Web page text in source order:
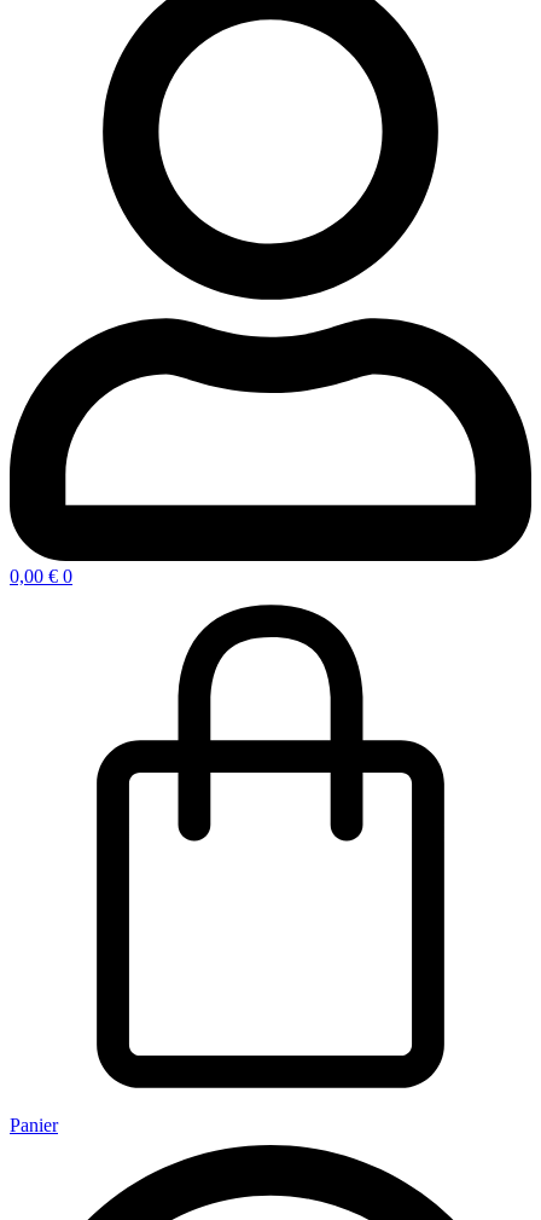
0,00 € 0
Panier